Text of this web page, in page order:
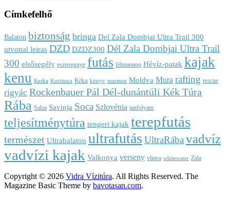
Címkefelhő
Balaton biztonság bringa Del Zala Dombjai Ultra Trail 300
utvonal leiras DZD DZDZ300 Dél Zala Dombjai Ultra Trail
300 elsősegély eszteregnye futás félmaraton Hévíz-patak kajak
kenu Kerka Koritnica Krka könyv maraton Moldva Mura rafting rescue
rigyác Rockenbauer Pál Dél-dunántúli Kék Túra
Rába Salza Savinja Soca Szlovénia tanfolyam
teljesítménytúra tengeri kajak terepfutás
természet Ultrabalaton ultrafutás UltraRába vadvíz
vadvízi kajak Valkonya verseny vltava whitewater Zala
Copyright © 2026 Vidra Vízitúra. All Rights Reserved. The
Magazine Basic Theme by bavotasan.com.